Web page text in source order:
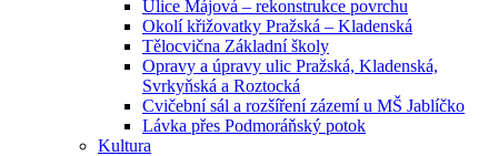
Ulice Májová – rekonstrukce povrchu
Okolí křižovatky Pražská – Kladenská
Tělocvična Základní školy
Opravy a úpravy ulic Pražská, Kladenská,
Svrkyňská a Roztocká
Cvičební sál a rozšíření zázemí u MŠ Jablíčko
Lávka přes Podmoráňský potok
Kultura